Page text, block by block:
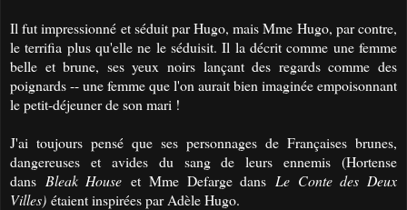
Il fut impressionné et séduit par Hugo, mais Mme Hugo, par contre,
le terrifia plus qu'elle ne le séduisit. Il la décrit comme une femme
belle et brune, ses yeux noirs lançant des regards comme des
poignards -- une femme que l'on aurait bien imaginée empoisonnant
le petit-déjeuner de son mari !
J'ai toujours pensé que ses personnages de Françaises brunes,
dangereuses et avides du sang de leurs ennemis (Hortense
dans Bleak House et Mme Defarge dans Le Conte des Deux
Villes) étaient inspirées par Adèle Hugo.